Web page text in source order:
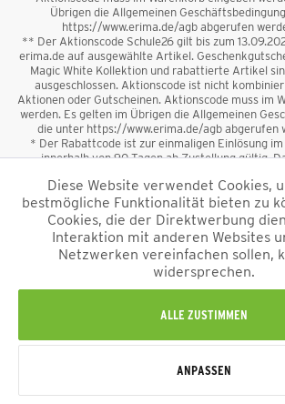
Übrigen die Allgemeinen
https://www.erima.de/agb abgerufen
** Der Aktionscode Schule26 gilt bis zum
erima.de auf ausgewählte Artikel.
Magic White Kollektion und rabattierte Artikel
ausgeschlossen. Aktionscode ist nicht
Aktionen oder Gutscheinen. Aktionscode muss im
werden. Es gelten im Übrigen die Allgemeinen
die unter https://www.erima.de/agb abgerufen
* Der Rabattcode ist zur einmaligen Einlösung im
innerhalb von 90 Tagen ab Zustellung gültig.
sowie Geschenkgutscheine sind vom Rabatt
Rabattcode ist nicht mit anderen Aktionen
kombinierbar. Der Mindestbestellwert
*Alle Preise verstehen sich inkl.
und ggf. Nachnahmegebühren,
beschrieben.
Alle Rechte vorbehalten © 2026
Diese Website verwendet Cookies,
bestmögliche Funktionalität bieten zu
Cookies, die der Direktwerbung
Interaktion mit anderen Websites
Netzwerken vereinfachen sollen,
widersprechen.